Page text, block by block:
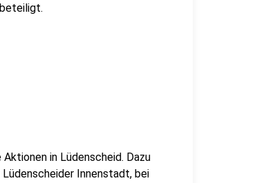
in Lüdenscheid. Dazu
Innenstadt, bei